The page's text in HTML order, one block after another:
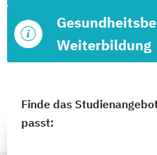
Weiterbildung
Finde das
passt: